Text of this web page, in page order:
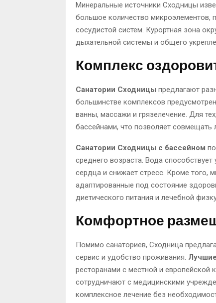
Минеральные источники Сходницы
большое количество микроэлементов,
сосудистой систем. Курортная зона
дыхательной системы и общего
Комплекс
Санатории Сходницы предлагают
большинстве комплексов
ванны, массажи и грязелечение. Для
бассейнами, что позволяет
Санатории Сходницы с бассейном
среднего возраста. Вода
сердца и снижает стресс. Кроме того,
адаптированные под состояние
диетического питания и лечебной
Комфортное
Помимо санаториев, Сходница
сервис и удобство проживания.
ресторанами с местной и
сотрудничают с медицинскими
комплексное лечение без